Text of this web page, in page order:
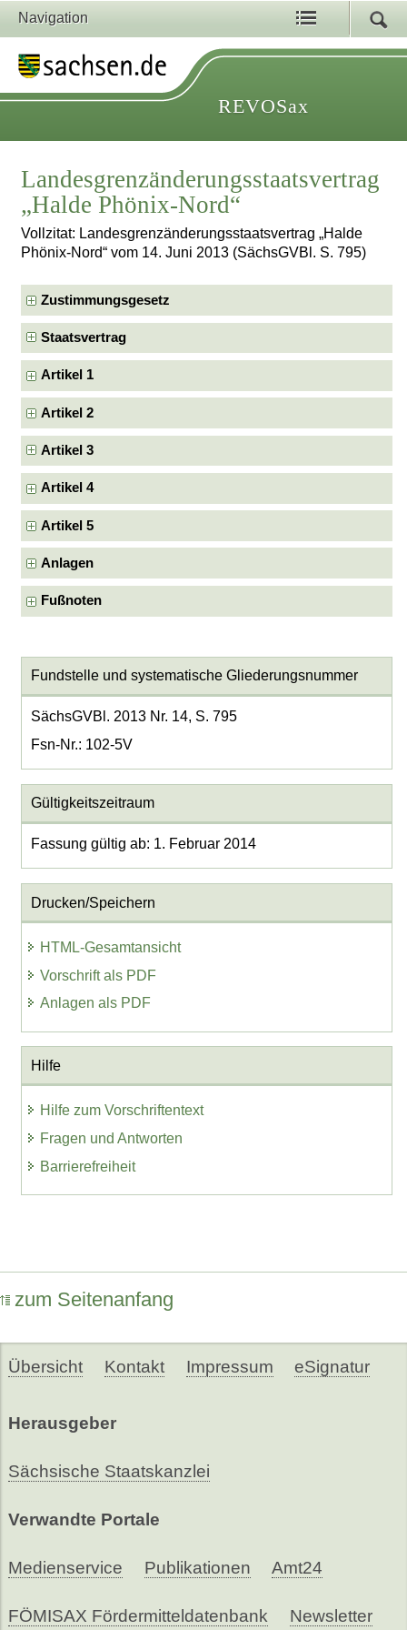
Navigation
REVOSax
Landesgrenzänderungsstaatsvertrag
„Halde Phönix-Nord“
Vollzitat: Landesgrenzänderungsstaatsvertrag „Halde
Phönix-Nord“ vom 14. Juni 2013 (SächsGVBl. S. 795)
Zustimmungsgesetz
Staatsvertrag
Artikel 1
Artikel 2
Artikel 3
Artikel 4
Artikel 5
Anlagen
Fußnoten
Fundstelle und systematische Gliederungsnummer
SächsGVBl. 2013 Nr. 14, S. 795
Fsn-Nr.: 102-5V
Gültigkeitszeitraum
Fassung gültig ab: 1. Februar 2014
Drucken/Speichern
HTML-Gesamtansicht
Vorschrift als PDF
Anlagen als PDF
Hilfe
Hilfe zum Vorschriftentext
Fragen und Antworten
Barrierefreiheit
zum Seitenanfang
Übersicht Kontakt Impressum eSignatur
Herausgeber
Sächsische Staatskanzlei
Verwandte Portale
Medienservice Publikationen Amt24
FÖMISAX Fördermitteldatenbank Newsletter